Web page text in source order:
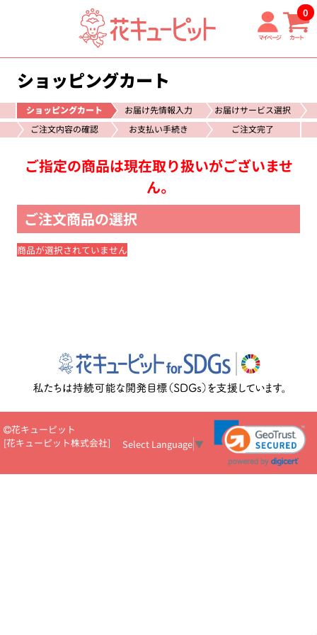
マイページ カート
0
ショッピングカート
ショッピングカート お届け先情報入力
お届けサービス選択
ご注文内容の確認
お支払い手続き ご注文完了
ご指定の商品は現在取り扱いがございませ
ん。
ご注文商品の選択
商品が選択されていません
花キューピット
[花キューピット株式会社] Select Language▼